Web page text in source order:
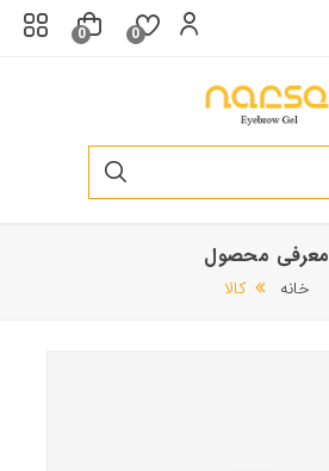
0
0
معرفی محصول
خانه کالا